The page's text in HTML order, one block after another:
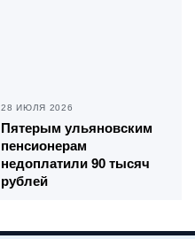
28 ИЮЛЯ 2026
Пятерым ульяновским
пенсионерам
недоплатили 90 тысяч
рублей